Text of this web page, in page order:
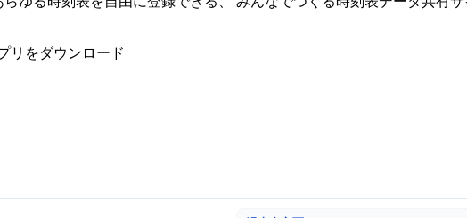
リをダウンロード